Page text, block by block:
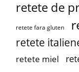
retete de
retete fara gluten
retete
retete miel